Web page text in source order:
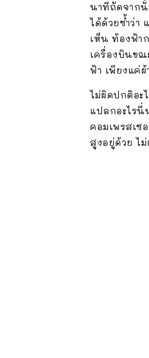
นาทีถัดจากนั้
ได้ด้วยซ้ำว่
เห็น ท้องฟ้า
เครื่องบินขณ
ฟ้า เพียงแค่
ไม่ผิดปกติอะ
แปลกอะไรนี่
คอมเพรสเซ
สูงอยู่ด้วย ไ